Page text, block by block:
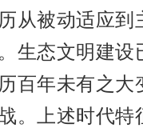
从被动适应到
生态文明建设
百年未有之大
。上述时代特